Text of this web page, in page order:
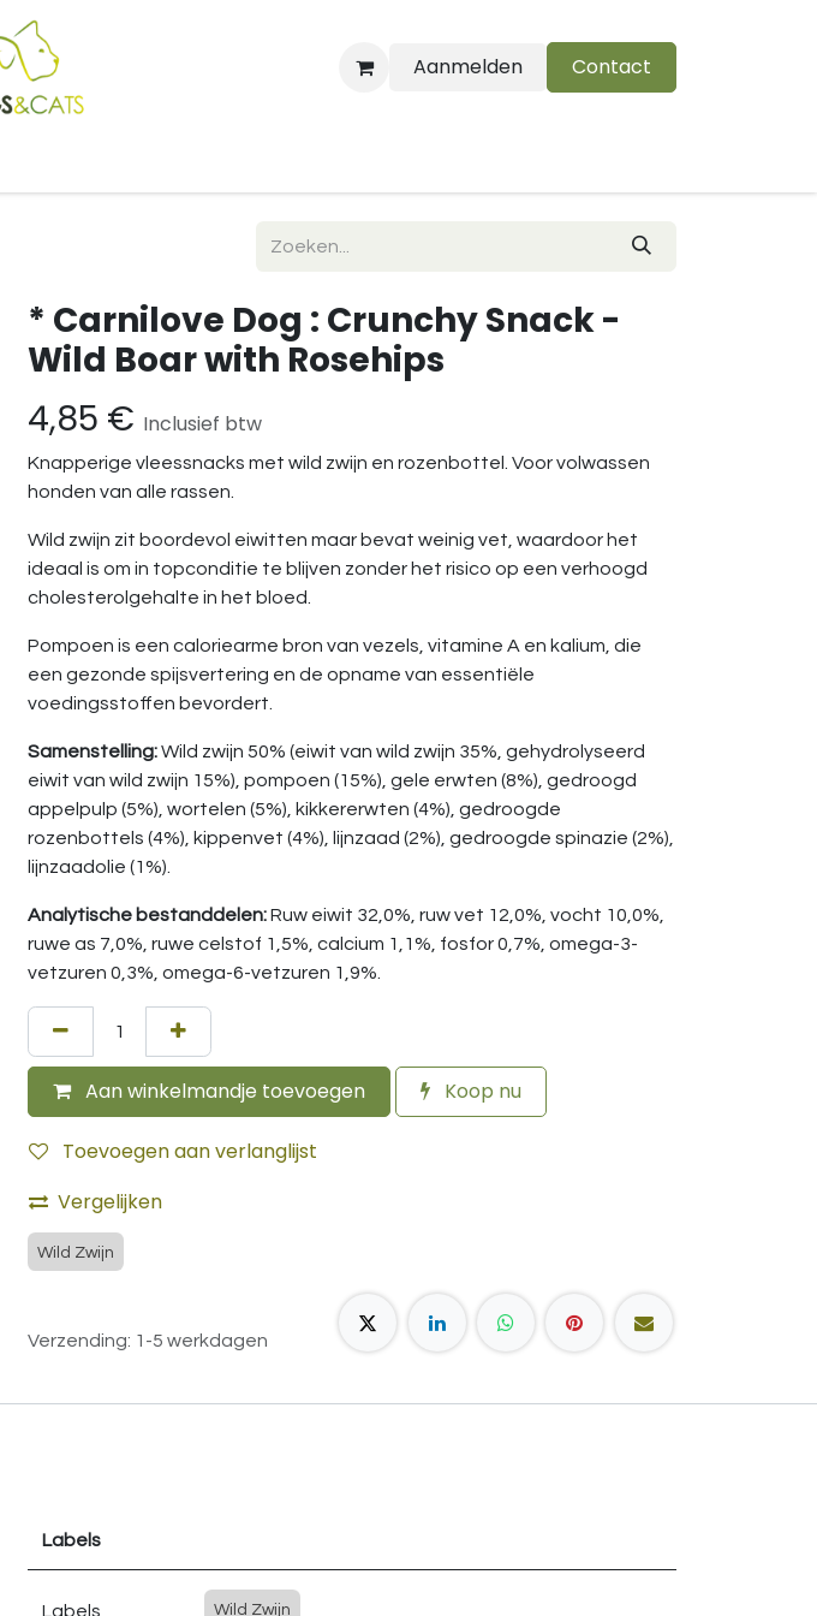
Aanmelden
Contact
* Carnilove Dog : Crunchy Snack -
Wild Boar with Rosehips
4,85 € Inclusief btw
Knapperige vleessnacks met wild zwijn en rozenbottel. Voor volwassen
honden van alle rassen.
Wild zwijn zit boordevol eiwitten maar bevat weinig vet, waardoor het
ideaal is om in topconditie te blijven zonder het risico op een verhoogd
cholesterolgehalte in het bloed.
Pompoen is een caloriearme bron van vezels, vitamine A en kalium, die
een gezonde spijsvertering en de opname van essentiële
voedingsstoffen bevordert.
Samenstelling:Wild zwijn 50% (eiwit van wild zwijn 35%, gehydrolyseerd
eiwit van wild zwijn 15%), pompoen (15%), gele erwten (8%), gedroogd
appelpulp (5%), wortelen (5%), kikkererwten (4%), gedroogde
rozenbottels (4%), kippenvet (4%), lijnzaad (2%), gedroogde spinazie (2%),
lijnzaadolie (1%).
Analytische bestanddelen:Ruw eiwit 32,0%, ruw vet 12,0%, vocht 10,0%,
ruwe as 7,0%, ruwe celstof 1,5%, calcium 1,1%, fosfor 0,7%, omega-3-
vetzuren 0,3%, omega-6-vetzuren 1,9%.
Aan winkelmandje toevoegen Koop nu
Toevoegen aan verlanglijst
Vergelijken
Wild Zwijn
Verzending: 1-5 werkdagen
Labels
Labels Wild Zwijn